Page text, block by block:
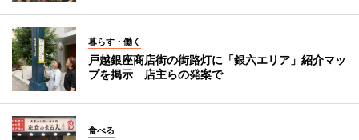
暮らす・働く
戸越銀座商店街の街路灯に「銀六エリア」紹介マッ
プを掲示 店主らの発案で
食べる